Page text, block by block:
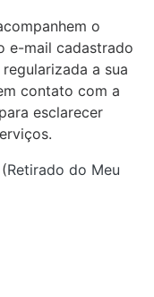
o
e-mail cadastrado
a sua
contato com a
esclarecer
Retirado do Meu